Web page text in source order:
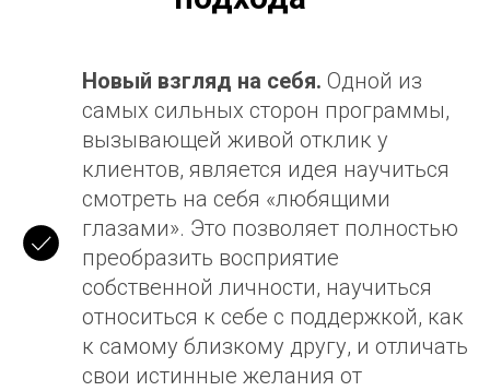
Новый взгляд на себя. Одной из
самых сильных сторон программы,
вызывающей живой отклик у
клиентов, является идея научиться
смотреть на себя «любящими
глазами». Это позволяет полностью
преобразить восприятие
собственной личности, научиться
относиться к себе с поддержкой, как
к самому близкому другу, и отличать
свои истинные желания от